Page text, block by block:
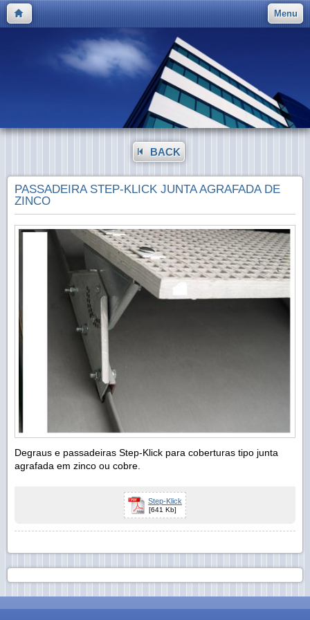
Menu
BACK
PASSADEIRA STEP-KLICK JUNTA AGRAFADA DE
ZINCO
Degraus e passadeiras Step-Klick para coberturas tipo junta
agrafada em zinco ou cobre.
Step-Klick
[641 Kb]